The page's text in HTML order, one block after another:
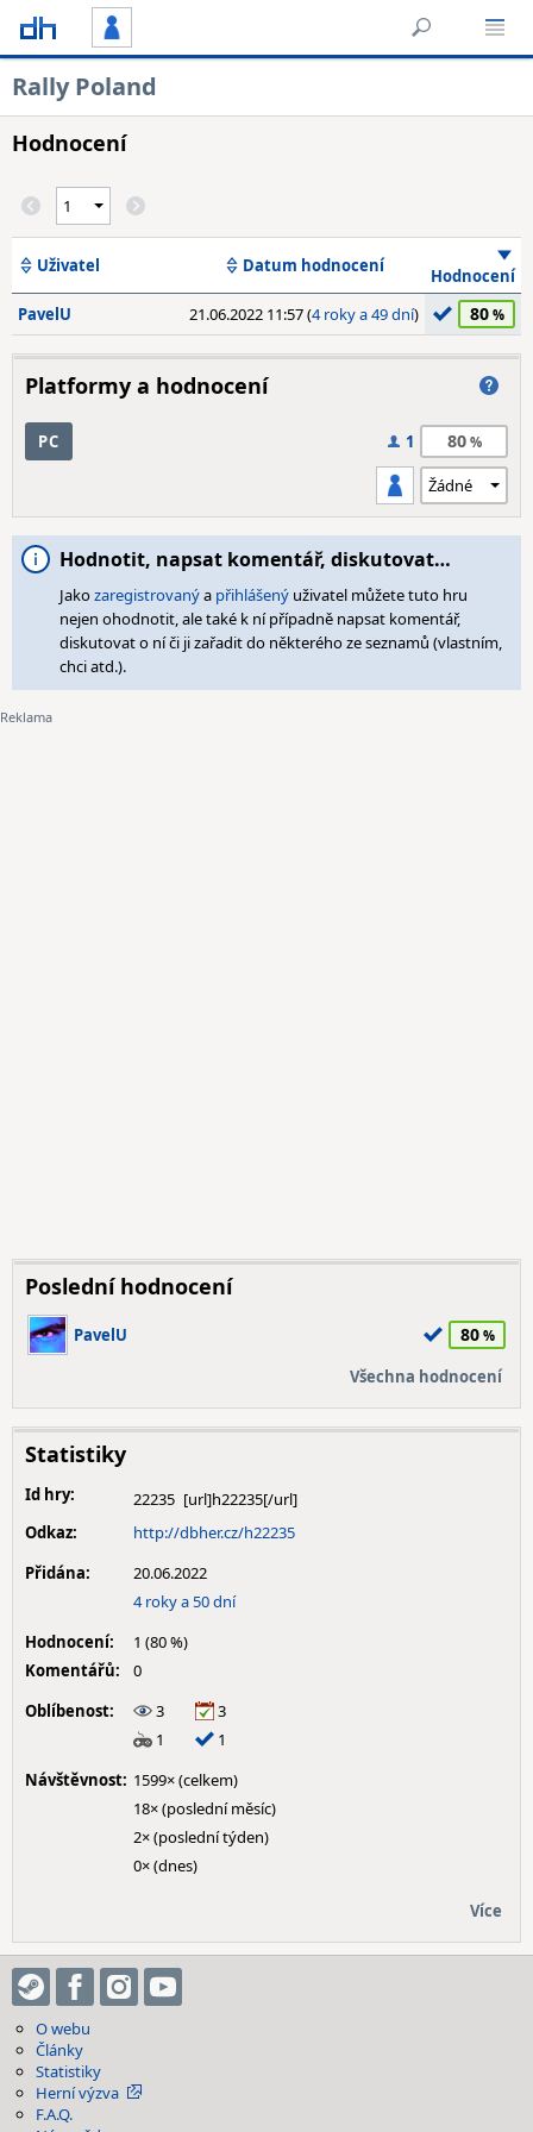
Rally Poland
Hodnocení
Uživatel Datum hodnocení
Hodnocení
PavelU
21.06.2022 11:57 (4 roky a 49 dní) 80
Platformy a hodnocení
PC 1 80
Hodnotit, napsat komentář, diskutovat…
Jakozaregistrovanýa přihlášený uživatel můžete tuto hru
nejen ohodnotit, ale také k ní případně napsat komentář,
diskutovat o ní či ji zařadit do některého ze seznamů (vlastním,
chci atd.).
Poslední hodnocení
PavelU 80
Všechna hodnocení
Statistiky
Id hry:
22235
Odkaz:
http://dbher.cz/h22235
Přidána:
20.06.2022
4 roky a 50 dní
Hodnocení:
1 (80 %)
Komentářů:
0
Oblíbenost:
3
3
1
1
Návštěvnost: 1599× (celkem)
18× (poslední měsíc)
2× (poslední týden)
0× (dnes)
Více
O webu
Články
Statistiky
Herní výzva
F.A.Q.